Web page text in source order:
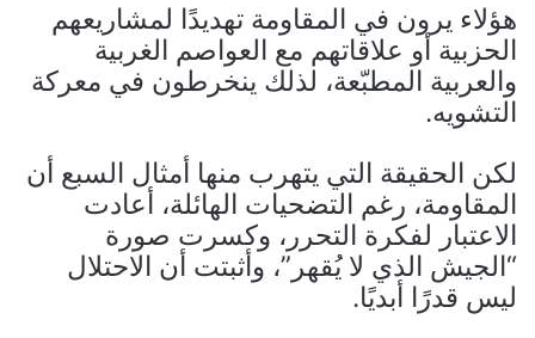
هؤلاء يرون في المقاومة تهديدًا لمشاريعهم
الحزبية أو علاقاتهم مع العواصم الغربية
والعربية المطبّعة، لذلك ينخرطون في معركة
التشويه.
لكن الحقيقة التي يتهرب منها أمثال السبع أن
المقاومة، رغم التضحيات الهائلة، أعادت
الاعتبار لفكرة التحرر، وكسرت صورة
“الجيش الذي لا يُقهر”، وأثبتت أن الاحتلال
ليس قدرًا أبديًا.